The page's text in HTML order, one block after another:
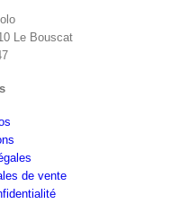
Le Bouscat
de vente